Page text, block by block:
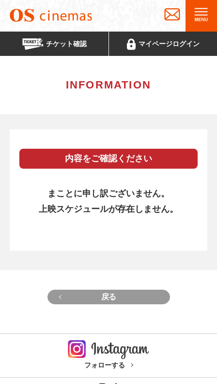
チケット確認 マイページログイン
INFORMATION
内容をご確認ください
まことに申し訳ございません。
上映スケジュールが存在しません。
戻る
フォローする